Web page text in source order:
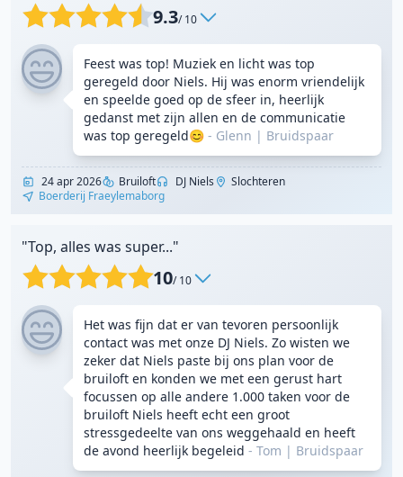
9.3/ 10
Feest was top! Muziek en licht was top
geregeld door Niels. Hij was enorm vriendelijk
en speelde goed op de sfeer in, heerlijk
gedanst met zijn allen en de communicatie
was top geregeld😊 - Glenn | Bruidspaar
24 apr 2026 Bruiloft DJ Niels
Slochteren
Boerderij Fraeylemaborg
"Top, alles was super..."
10/ 10
Het was fijn dat er van tevoren persoonlijk
contact was met onze DJ Niels. Zo wisten we
zeker dat Niels paste bij ons plan voor de
bruiloft en konden we met een gerust hart
focussen op alle andere 1.000 taken voor de
bruiloft Niels heeft echt een groot
stressgedeelte van ons weggehaald en heeft
de avond heerlijk begeleid - Tom | Bruidspaar